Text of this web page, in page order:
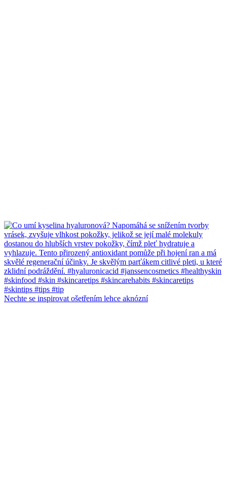
Nechte se inspirovat ošetřením lehce aknózní